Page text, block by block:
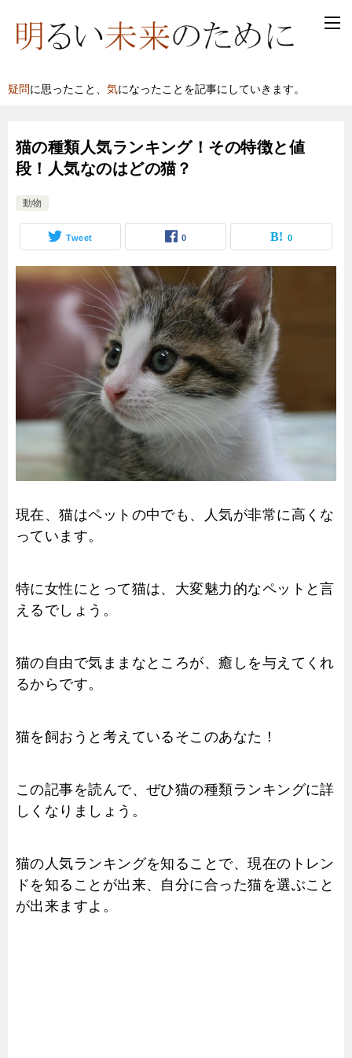
疑問に思ったこと、 気になったことを記事にしていきます。
猫の種類人気ランキング！その特徴と値
段！人気なのはどの猫？
動物
Tweet 0 0
現在、猫はペットの中でも、人気が非常に高くな
っています。
特に女性にとって猫は、大変魅力的なペットと言
えるでしょう。
猫の自由で気ままなところが、癒しを与えてくれ
るからです。
猫を飼おうと考えているそこのあなた！
この記事を読んで、ぜひ猫の種類ランキングに詳
しくなりましょう。
猫の人気ランキングを知ることで、現在のトレン
ドを知ることが出来、自分に合った猫を選ぶこと
が出来ますよ。